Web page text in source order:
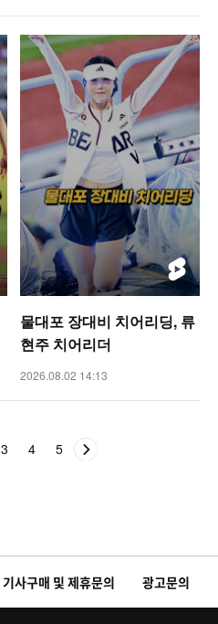
물대포 장대비 치어리딩, 류
현주 치어리더
2026.08.02 14:13
3 4 5
기사구매 및 제휴문의 광고문의